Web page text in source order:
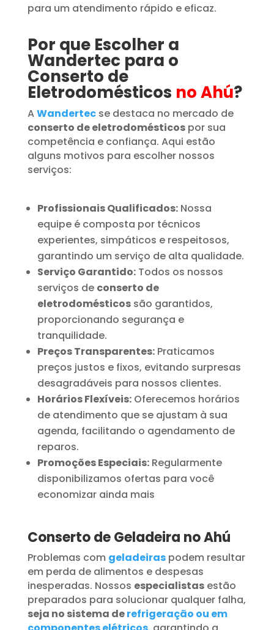
para um atendimento rápido e eficaz.
Por que Escolher a
Wandertec para o
Conserto de
Eletrodomésticos no Ahú?
AWandertecse destaca no mercado de
conserto de eletrodomésticospor sua
competência e confiança. Aqui estão
alguns motivos para escolher nossos
serviços:
Profissionais Qualificados:Nossa
equipe é composta por técnicos
experientes, simpáticos e respeitosos,
garantindo um serviço de alta qualidade.
Serviço Garantido:Todos os nossos
serviços de conserto de
eletrodomésticossão garantidos,
proporcionando segurança e
tranquilidade.
Preços Transparentes:Praticamos
preços justos e fixos, evitando surpresas
desagradáveis para nossos clientes.
Horários Flexíveis:Oferecemos horários
de atendimento que se ajustam à sua
agenda, facilitando o agendamento de
reparos.
Promoções Especiais:Regularmente
disponibilizamos ofertas para você
economizar ainda mais
Conserto de Geladeira no Ahú
Problemas com geladeiraspodem resultar
em perda de alimentos e despesas
inesperadas. Nossos especialistasestão
preparados para solucionar qualquer falha,
seja no sistema derefrigeração ou em